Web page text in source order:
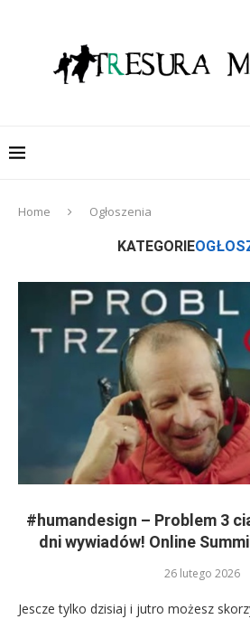
Home Ogłoszenia
KATEGORIE
#humandesign – Problem 3
dni wywiadów! Online
26 lutego 2026
Jescze tylko dzisiaj i jutro możesz